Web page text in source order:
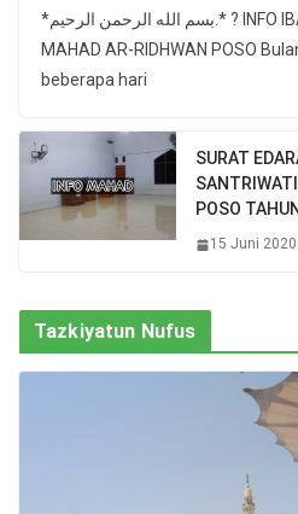
*بسم الله الرحمن الرحيم.* ? INFO IBADAH KURBAN 1441 H
MAHAD AR-RIDHWAN POSO
beberapa hari
SURAT
POSO
15 Juni 2020
Tazkiyatun Nufus